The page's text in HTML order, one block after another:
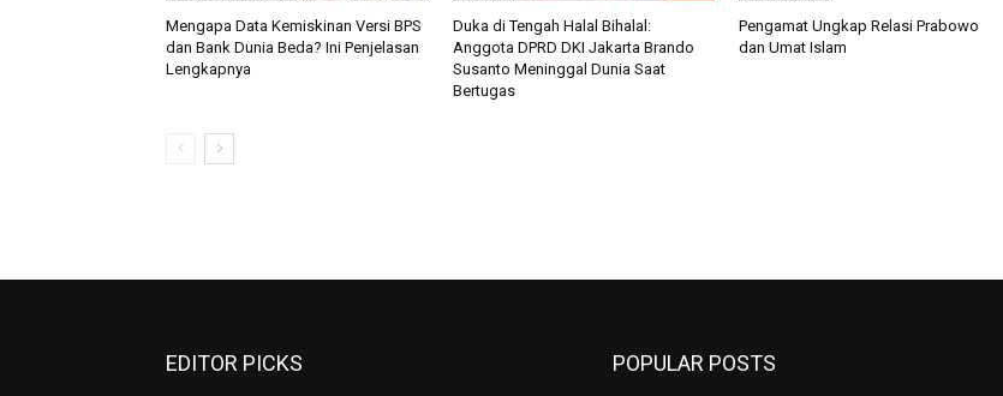
Mengapa Data Kemiskinan Versi BPS
dan Bank Dunia Beda? Ini Penjelasan
Lengkapnya
Duka di Tengah Halal Bihalal:
Anggota DPRD DKI Jakarta Brando
Susanto Meninggal Dunia Saat
Bertugas
Pengamat Ungkap Relasi Prabowo
dan Umat Islam
EDITOR PICKS POPULAR POSTS